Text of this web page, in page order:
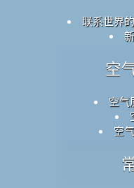
联系世界
空
空气
空